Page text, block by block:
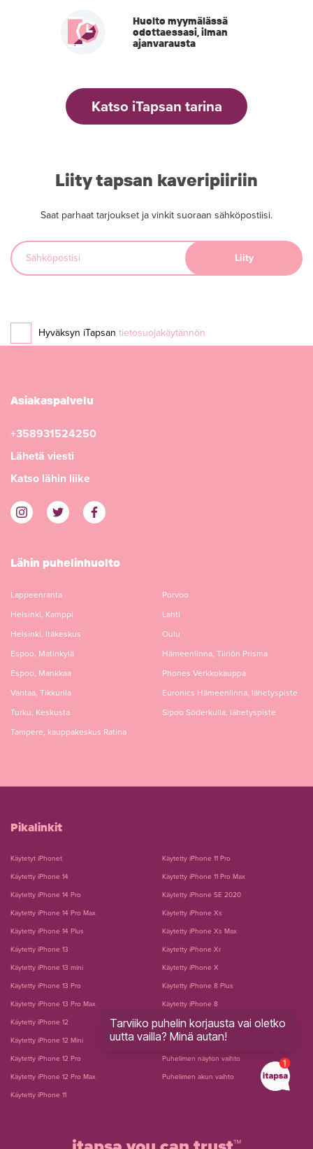
Huolto myymälässä
odottaessasi, ilman
ajanvarausta
Katso iTapsan tarina
Liity tapsan kaveripiiriin
Saat parhaat tarjoukset ja vinkit suoraan sähköpostiisi.
Hyväksyn iTapsan tietosuojakäytännön
Asiakaspalvelu
+358931524250
Lähetä viesti
Katso lähin liike
Lähin puhelinhuolto
Lappeenranta
Helsinki, Kamppi
Helsinki, Itäkeskus
Espoo, Matinkylä
Espoo, Mankkaa
Vantaa, Tikkurila
Turku, Keskusta
Tampere, kauppakeskus Ratina
Porvoo
Lahti
Oulu
Hämeenlinna, Tiiriön Prisma
Phones Verkkokauppa
Euronics Hämeenlinna, lähetyspiste
Sipoo Söderkulla, lähetyspiste
Pikalinkit
Käytetyt iPhonet
Käytetty iPhone 14
Käytetty iPhone 14 Pro
Käytetty iPhone 14 Pro Max
Käytetty iPhone 14 Plus
Käytetty iPhone 13
Käytetty iPhone 13 mini
Käytetty iPhone 13 Pro
Käytetty iPhone 13 Pro Max
Käytetty iPhone 12
Käytetty iPhone 12 Mini
Käytetty iPhone 12 Pro
Käytetty iPhone 12 Pro Max
Käytetty iPhone 11
Käytetty iPhone 11 Pro
Käytetty iPhone 11 Pro Max
Käytetty iPhone SE 2020
Käytetty iPhone Xs
Käytetty iPhone Xs Max
Käytetty iPhone Xr
Käytetty iPhone X
Käytetty iPhone 8 Plus
Käytetty iPhone 8
Käytetty iPhone 7 Plus
Käytetty iPhone 7
Puhelimen näytön vaihto
Puhelimen akun vaihto
Tarviiko puhelin korjausta vai oletko
uutta vailla? Minä autan!